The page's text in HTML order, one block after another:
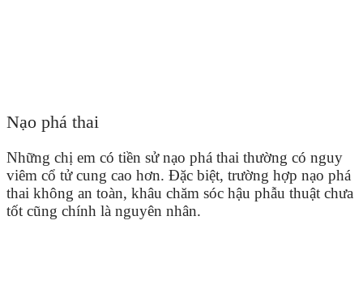
Nạo phá thai
Những chị em có tiền sử nạo phá thai thường có nguy
viêm cổ tử cung cao hơn. Đặc biệt, trường hợp nạo phá
thai không an toàn, khâu chăm sóc hậu phẫu thuật chưa
tốt cũng chính là nguyên nhân.